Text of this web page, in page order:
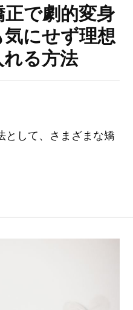
で劇的変身
にせず理想
る方法
として、さまざまな矯